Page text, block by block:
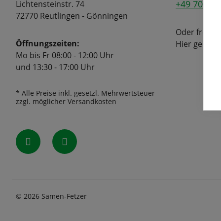
Lichtensteinstr. 74
72770 Reutlingen - Gönningen
Öffnungszeiten:
Mo bis Fr 08:00 - 12:00 Uhr
und 13:30 - 17:00 Uhr
* Alle Preise inkl. gesetzl. Mehrwertsteuer
zzgl. möglicher Versandkosten
+49 7072
Oder
Hier geht's
© 2026 Samen-Fetzer